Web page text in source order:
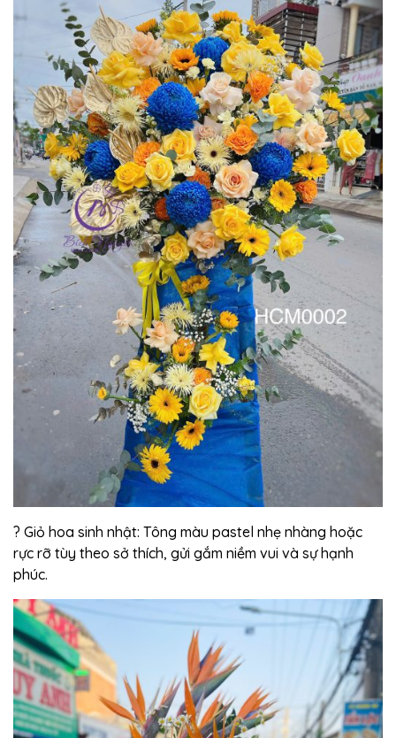
? Giỏ hoa sinh nhật: Tông màu pastel nhẹ nhàng hoặc
rực rỡ tùy theo sở thích, gửi gắm niềm vui và sự hạnh
phúc.